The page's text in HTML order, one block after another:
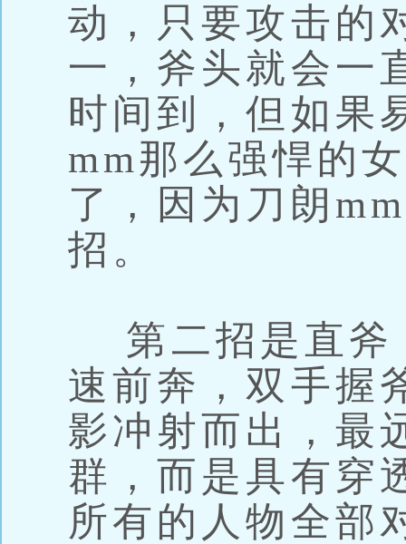
动，只要攻击的
一，斧头就会一
时间到，但如果
mm那么强悍的
了，因为刀朗
招。
第二招是直斧
速前奔，双手握
影冲射而出，最
群，而是具有穿
所有的人物全部